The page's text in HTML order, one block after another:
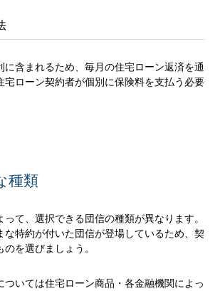
に含まれるため、毎月の住宅ローン返済を通
宅ローン契約者が個別に保険料を支払う必要
種類
て、選択できる団信の種類が異なります。
な特約が付いた団信が登場しているため、契
を選びましょう。
いては住宅ローン商品・各金融機関によっ